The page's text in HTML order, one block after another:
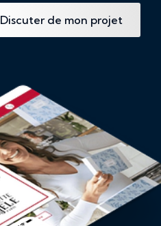
Discuter de mon projet